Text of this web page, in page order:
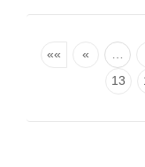
«« «
13